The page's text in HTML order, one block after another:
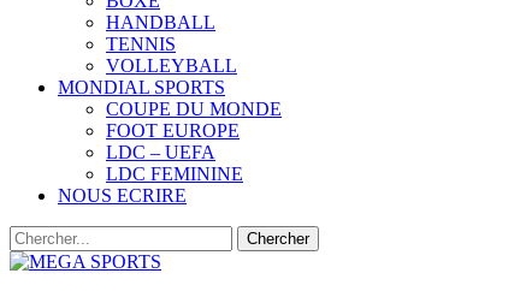
HANDBALL
TENNIS
VOLLEYBALL
MONDIAL SPORTS
COUPE DU MONDE
FOOT EUROPE
LDC – UEFA
LDC FEMININE
NOUS ECRIRE